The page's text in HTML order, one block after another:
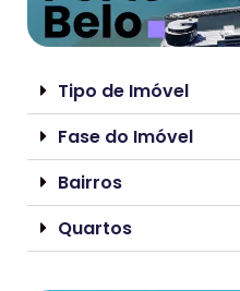
Tipo de Imóvel
Fase do Imóvel
Bairros
Quartos